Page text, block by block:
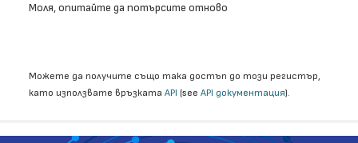
Моля, опитайте да потърсите отново
Можете да получите също така достъп до този регистър,
като използвате връзката API (see API документация).